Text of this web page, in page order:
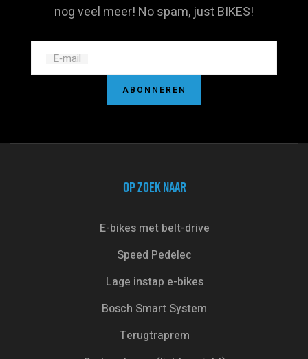
nog veel meer! No spam, just BIKES!
E‑mail
ABONNEREN
OP ZOEK NAAR
E-bikes met belt-drive
Speed Pedelec
Lage instap e-bikes
Bosch Smart System
Terugtraprem